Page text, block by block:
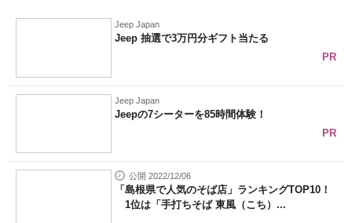
Jeep Japan
Jeep 抽選で3万円分ギフト当たる
PR
Jeep Japan
Jeepの7シーターを85時間体験！
PR
公開 2022/12/06
「島根県で人気のそば店」ランキングTOP10！
1位は「手打ちそば 東風（こち）...